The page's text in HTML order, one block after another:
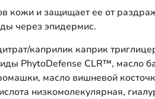
кожи и защищает ее от
через эпидермис.
каприлик каприк
PhytoDefense CLR™, масло
масло вишневой
низкомолекулярная,